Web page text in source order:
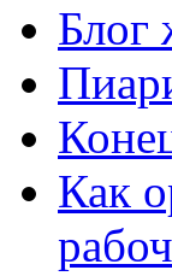
Блог
Как